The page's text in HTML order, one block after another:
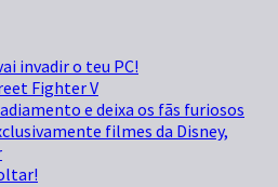
invadir o teu PC!
Fighter V
e deixa os fãs furiosos
filmes da Disney,